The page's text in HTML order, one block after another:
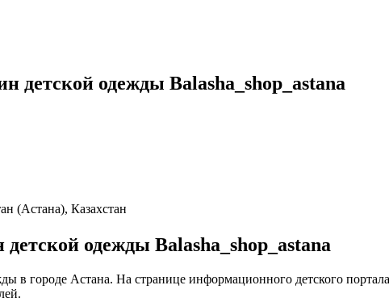
детской одежды Balasha_shop_astana
(Астана), Казахстан
одежды Balasha_shop_astana
в городе Астана. На странице информационного детского